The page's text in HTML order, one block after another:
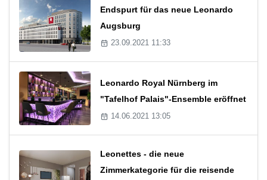
Endspurt für das neue Leonardo
Augsburg
23.09.2021 11:33
Leonardo Royal Nürnberg im
"Tafelhof Palais"-Ensemble eröffnet
14.06.2021 13:05
Leonettes - die neue
Zimmerkategorie für die reisende